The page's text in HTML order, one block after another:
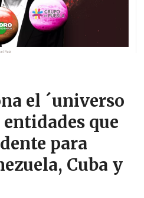
el ´universo
que
para
Cuba y